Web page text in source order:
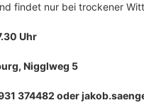
findet nur bei trockener
Uhr
Nigglweg 5
374482 oder